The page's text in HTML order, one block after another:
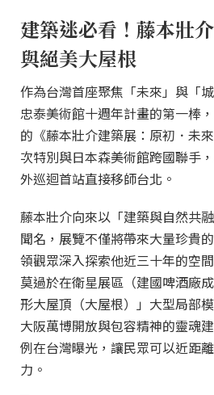
建築迷必看！藤本壯介
與絕美大屋根
作為台灣首座聚焦「未來」與「
忠泰美術館十週年計畫的第一棒
的《藤本壯介建築展：原初．未
次特別與日本森美術館跨國聯手
外巡迴首站直接移師台北。
藤本壯介向來以「建築與自然共
聞名，展覽不僅將帶來大量珍貴
領觀眾深入探索他近三十年的空
莫過於在衛星展區（建國啤酒廠
形大屋頂（大屋根）」大型局部
大阪萬博開放與包容精神的靈魂
例在台灣曝光，讓民眾可以近距
力。